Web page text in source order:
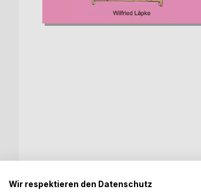
BESCHREIBUNG AUTOR/IN
Wir respektieren den Datenschutz